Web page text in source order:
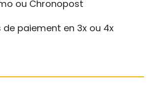
ou Chronopost
de paiement en 3x ou 4x